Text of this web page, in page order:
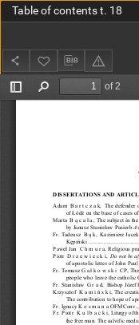
Table of contents t. 18